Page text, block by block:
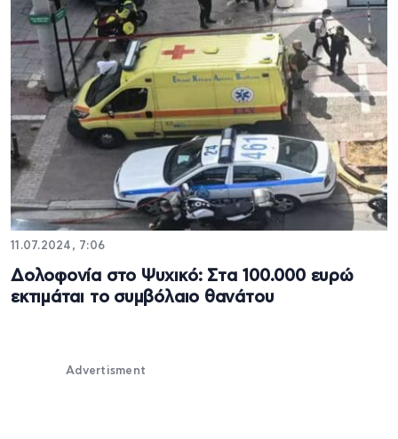
11.07.2024, 7:06
Δολοφονία στο Ψυχικό: Στα 100.000 ευρώ
εκτιμάται το συμβόλαιο θανάτου
Advertisment